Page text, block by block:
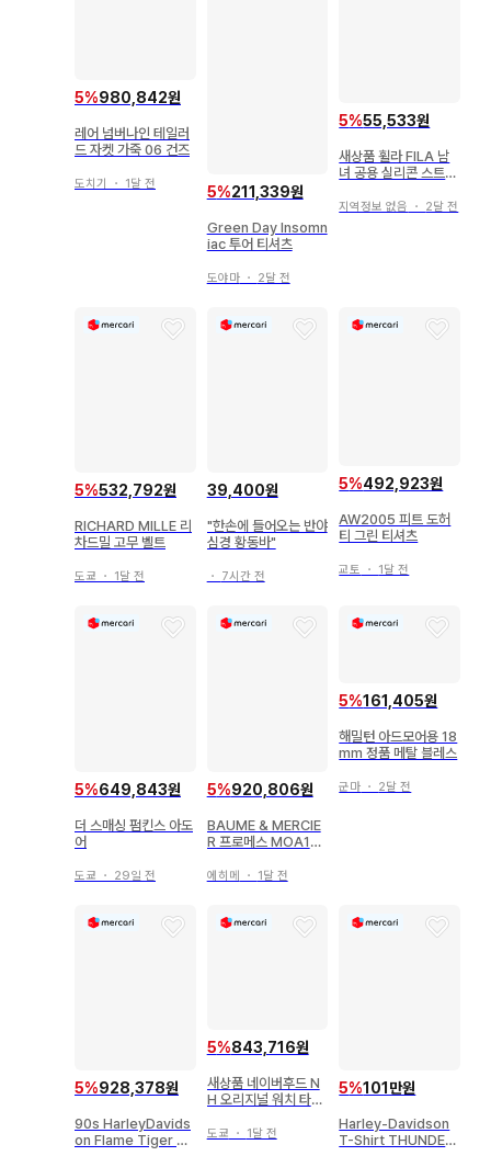
5%980,842원
레어 넘버나인 테일러
드 자켓 가죽 06 건즈
도치기 ・ 1달 전 5%211,339원
Green Day Insomn
iac 투어 티셔츠
도야마・ 2달 전
5%55,533원
새상품 휠라 FILA 남
녀 공용 실리콘 스트랩
치
지역정보 없음 ・ 2달 전
5%532,792원
RICHARD MILLE 리
차드밀 고무 벨트
도쿄 ・ 1달 전
39,400원
"한손에 들어오는 반야
심경 황동바"
・ 7시간 전
5%492,923원
AW2005 피트 도허
티 그린 티셔츠
교토 ・ 1달 전
5%649,843원
더 스매싱 펌킨스 아도
어
도쿄 ・ 29일 전
5%920,806원
BAUME & MERCIE
R 프로메스 MOA101
에히메 ・ 1달 전
5%161,405원
해밀턴 아드모어용 18
mm 정품 메탈 블레스
군마 ・ 2달 전
5%928,378원
90s HarleyDavids
on Flame Tiger 티
5%843,716원
새상품 네이버후드 N
H 오리지널 워치 타
도쿄 ・ 1달 전
5%101만원
Harley-Davidson
T-Shirt THUNDER